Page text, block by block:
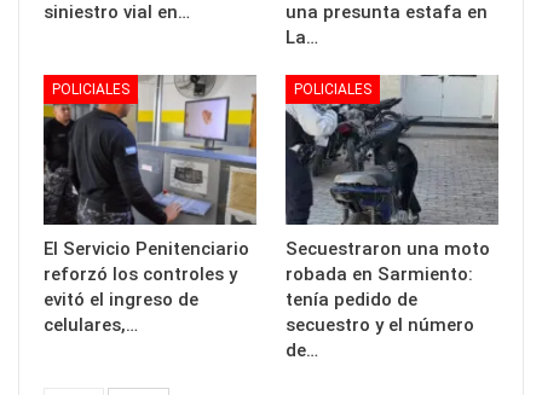
siniestro vial en…
una presunta estafa en
La…
POLICIALES
El Servicio Penitenciario
reforzó los controles y
evitó el ingreso de
celulares,…
POLICIALES
Secuestraron una moto
robada en Sarmiento:
tenía pedido de
secuestro y el número
de…